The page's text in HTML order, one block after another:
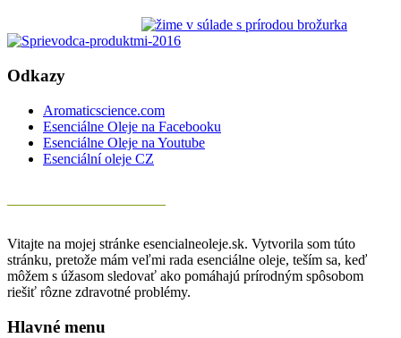
Odkazy
Aromaticscience.com
Esenciálne Oleje na Facebooku
Esenciálne Oleje na Youtube
Esenciální oleje CZ
Vitajte na mojej stránke esencialneoleje.sk. Vytvorila som túto
stránku, pretože mám veľmi rada esenciálne oleje, teším sa, keď
môžem s úžasom sledovať ako pomáhajú prírodným spôsobom
riešiť rôzne zdravotné problémy.
Hlavné menu